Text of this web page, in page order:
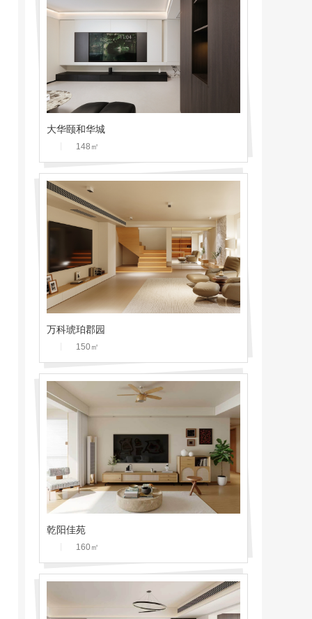
大华颐和华城
148 ㎡
万科琥珀郡园
150㎡
乾阳佳苑
160㎡